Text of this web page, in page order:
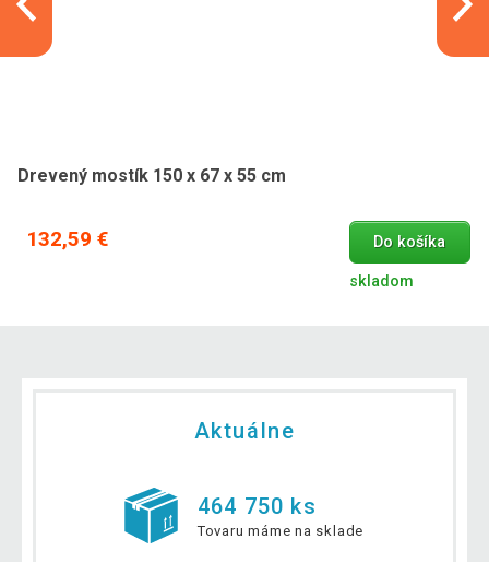
Drevený mostík 150 x 67 x 55 cm
132,59 € Do košíka
skladom
Aktuálne
464 750 ks
Tovaru máme na sklade